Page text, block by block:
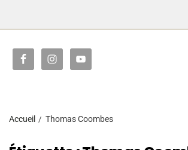
Accueil Thomas Coombes